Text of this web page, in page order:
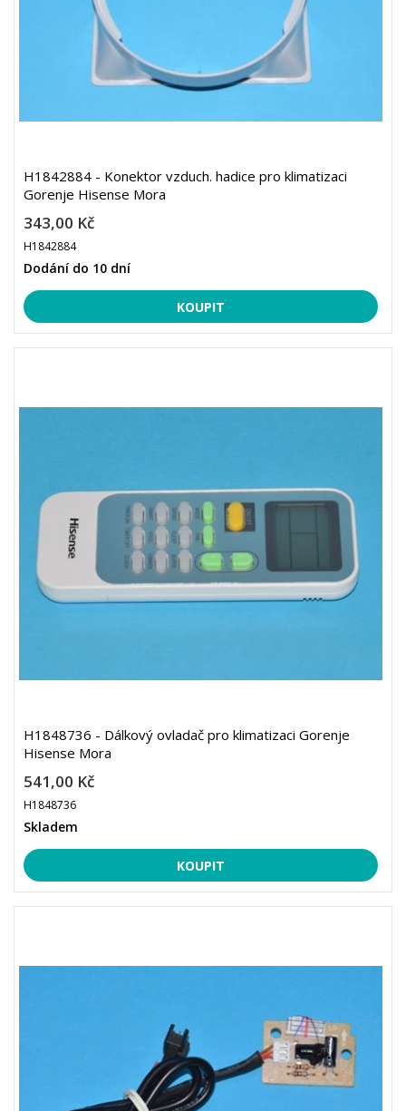
H1842884 - Konektor vzduch. hadice pro klimatizaci
Gorenje Hisense Mora
343,00 Kč
H1842884
Dodání do 10 dní
H1848736 - Dálkový ovladač pro klimatizaci Gorenje
Hisense Mora
541,00 Kč
H1848736
Skladem